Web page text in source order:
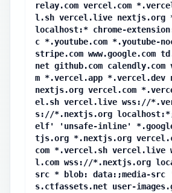
relay.com vercel.com
l.sh vercel.live nextjs.org
localhost:* chrome-
c *.youtube.com *.youtube-
stripe.com www.google.com
net github.com
m *.vercel.app *.vercel.dev
nextjs.org vercel.com
el.sh vercel.live wss://
s://*.nextjs.org
elf' 'unsafe-inline'
tjs.org *.nextjs.org
com *.vercel.sh vercel.live
l.com wss://*.nextjs.org
src * blob: data:;media-
s.ctfassets.net user-